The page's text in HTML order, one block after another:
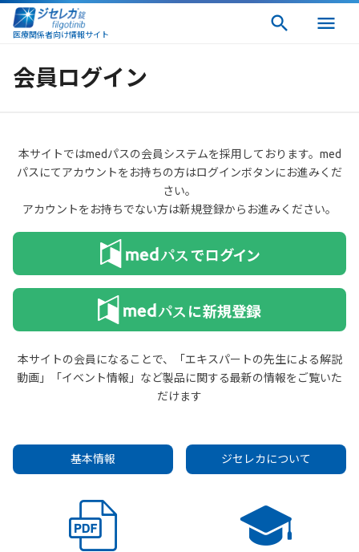
医療関係者向け情報サイト
会員ログイン
本サイトではmedパスの会員システムを採用しております。med
パスにてアカウントをお持ちの方はログインボタンにお進みくだ
さい。
アカウントをお持ちでない方は新規登録からお進みください。
本サイトの会員になることで、「エキスパートの先生による解説
動画」「イベント情報」など製品に関する最新の情報をご覧いた
だけます
基本情報 ジセレカについて